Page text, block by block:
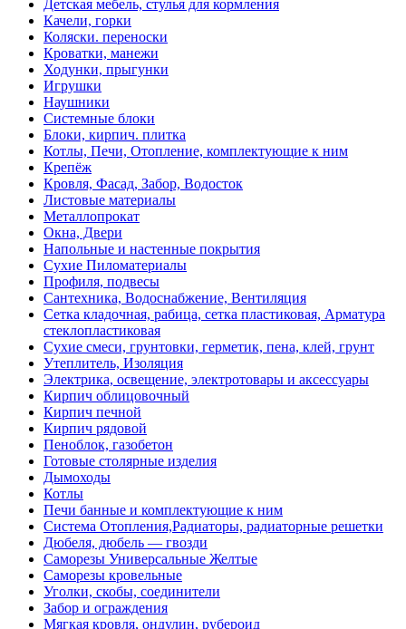
Детская мебель, стулья для кормления
Качели, горки
Коляски. переноски
Кроватки, манежи
Ходунки, прыгунки
Игрушки
Наушники
Системные блоки
Блоки, кирпич. плитка
Котлы, Печи, Отопление, комплектующие к ним
Крепёж
Кровля, Фасад, Забор, Водосток
Листовые материалы
Металлопрокат
Окна, Двери
Напольные и настенные покрытия
Сухие Пиломатериалы
Профиля, подвесы
Сантехника, Водоснабжение, Вентиляция
Сетка кладочная, рабица, сетка пластиковая, Арматура
стеклопластиковая
Сухие смеси, грунтовки, герметик, пена, клей, грунт
Утеплитель, Изоляция
Электрика, освещение, электротовары и аксессуары
Кирпич облицовочный
Кирпич печной
Кирпич рядовой
Пеноблок, газобетон
Готовые столярные изделия
Дымоходы
Котлы
Печи банные и комплектующие к ним
Система Отопления,Радиаторы, радиаторные решетки
Дюбеля, дюбель — гвозди
Саморезы Универсальные Желтые
Саморезы кровельные
Уголки, скобы, соединители
Забор и ограждения
Мягкая кровля, ондулин, рубероид